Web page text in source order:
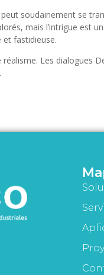
soudainement se
mais l’intrigue est
et fastidieuse.
Les dialogues